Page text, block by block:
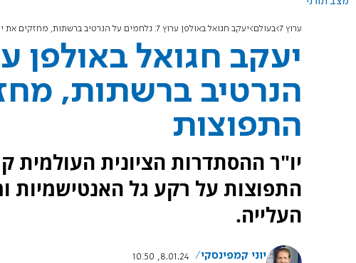
ערוץ 7 בעולם יעקב חגואל באולפן ערוץ 7: נלחמים על הנרטיב ברשתות, מחזקים את יהודי התפוצות
הנרטיב ברשתות,
התפוצות
התפוצות על רקע גל האנטישמיות
העלייה.
יוני קמפינסקי
8.01.24, 10:50